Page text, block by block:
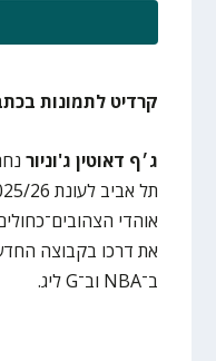
קרדיט לתמונות
ג׳ף דאוטין ג'וניור
אוהדי
את דרכו בקבוצה
ב־NBA וב־G ליג.